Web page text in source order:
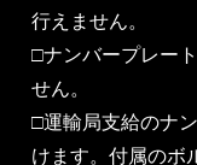
行えません。
□ナンバープレー
せん。
□運輸局支給のナ
けます。付属のボ